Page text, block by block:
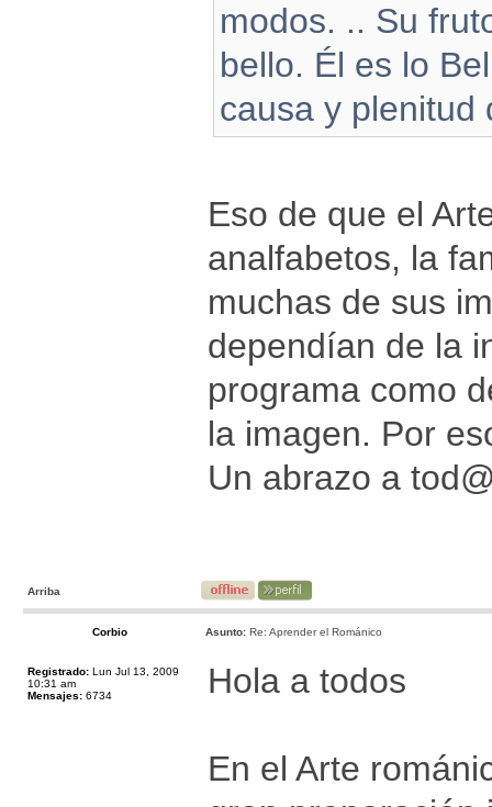
modos. .. Su
bello. Él es lo
causa y plenitud
Eso de que el
analfabetos, la
muchas de sus
dependían de la
programa como
la imagen. Por
Un abrazo a
Arriba
Corbio Asunto: Re: Aprender el Románico
Registrado: Lun Jul 13, 2009
10:31 am
Mensajes: 6734 Hola a todos
En el Arte